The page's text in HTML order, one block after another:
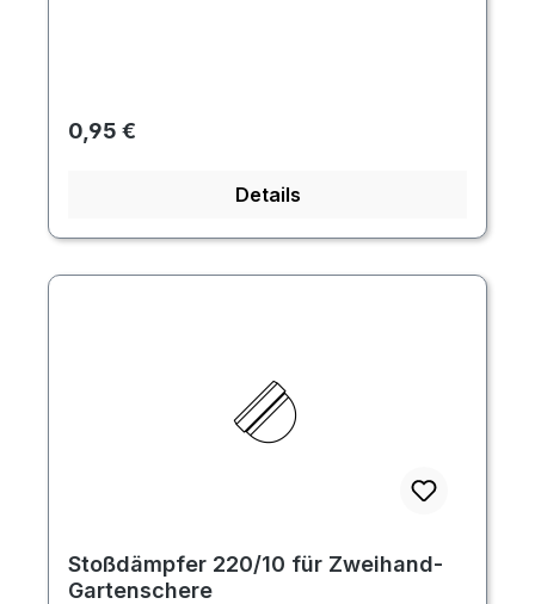
Regulärer Preis:
0,95 €
Details
Stoßdämpfer 220/10 für Zweihand-
Gartenschere